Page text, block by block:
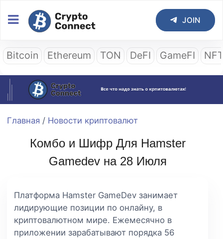
JOIN
Bitcoin Ethereum TON DeFI GameFI
Главная / Новости криптовалют
Комбо и Шифр Для Hamster
Gamedev на 28 Июля
Платформа Hamster GameDev занимает
лидирующие позиции по онлайну, в
криптовалютном мире. Ежемесячно в
приложении зарабатывают порядка 56